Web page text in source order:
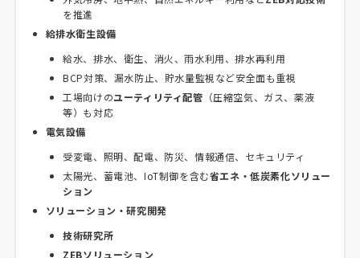
を推進
給排水衛生設備
給水、排水、衛生、消火、雨水利用、排水再利用
BCP対策、漏水防止、貯水量監視など安全面も重視
工場向けのユーティリティ配管 （圧縮空気、ガス、薬液
等）も対応
電気設備
受変電、照明、配電、防災、情報通信、セキュリティ
太陽光、蓄電池、IoT制御を含む省エネ・低炭素化ソリュー
ション
ソリューション・研究開発
技術研究所
ZEBソリューション